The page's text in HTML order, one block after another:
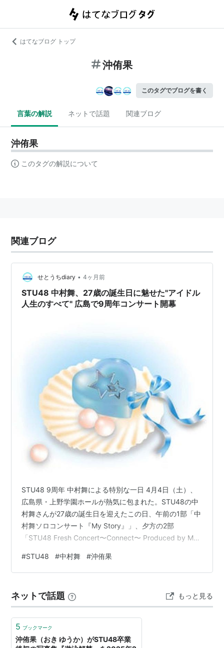
はてなブログ トップ
沖侑果
このタグでブログを書く
言葉の解説 ネットで話題 関連ブログ
沖侑果
このタグの解説について
関連ブログ
せとうちdiary • 4ヶ月前
STU48 中村舞、27歳の誕生日に魅せた"アイドル
人生のすべて" 広島で9周年コンサート開幕
STU48 9周年 中村舞による特別な一日 4月4日（土）、
広島県・上野学園ホールが熱気に包まれた。STU48の中
村舞さんが27歳の誕生日を迎えたこの日、午前の1部「中
村舞ソロコンサート『My Story』」、夕方の2部
「STU48 Fresh Concert〜Connect〜 Produced by Mai
間（4月3〜5日）の中でも、中村さんが完全プロデュー
スした特別な一日となった。 中村舞による特別な一日 1
「Connect」—グループ初、メンバープロデュース公演
で次…
#STU48 #中村舞 #沖侑果
ネットで話題 もっと見る
5 ブックマーク
沖侑果（おき ゆうか）がSTU48卒業